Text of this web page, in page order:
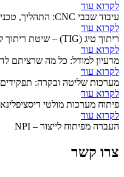
לקרוא עוד
עיבוד שבבי CNC: התהליך, טכניקות, חומרי גלם ויישומים בתעשייה
לקרוא עוד
ריתוך טיג (TIG) – שיטת ריתוך למתכות כמו נירוסטה ואלומיניום
לקרוא עוד
מרעיון למודל: כל מה שרציתם
לקרוא עוד
מערכות שליטה ובקרה: תפקידים,
לקרוא עוד
פיתוח מערכות מולטי
לקרוא עוד
העברה מפיתוח לייצור – NPI
צרו קשר